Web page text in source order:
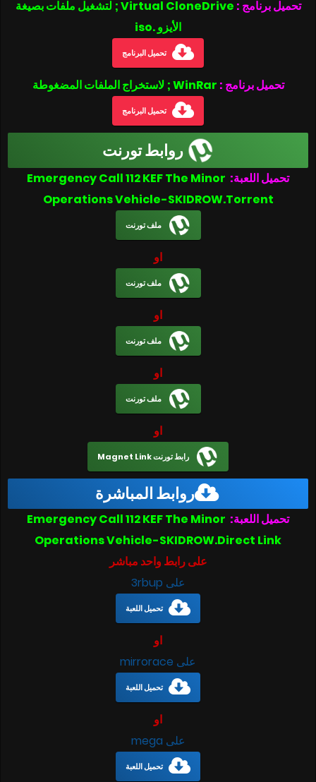
تحميل برنامج :
Virtual CloneDrive ; لتشغيل ملفات بصيغة
الأيزو .iso
تحميل البرنامج
تحميل برنامج : WinRar ; لاستخراج الملفات المضغوطة
تحميل البرنامج
روابط تورنت
تحميل اللعبة: Emergency Call 112 KEF The Minor
Operations Vehicle-SKIDROW.Torrent
ملف تورنت
او
ملف تورنت
او
ملف تورنت
او
ملف تورنت
او
رابط تورنت Magnet Link
روابط المباشرة
تحميل اللعبة: Emergency Call 112 KEF The Minor
Operations Vehicle-SKIDROW.Direct Link
على رابط واحد مباشر
على 3rbup
تحميل اللعبة
او
على mirrorace
تحميل اللعبة
او
على mega
تحميل اللعبة